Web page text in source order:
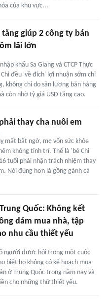
của khu vực...
tăng giúp 2 công ty bán
lãi lớn
khẩu Sa Giang và CTCP Thực
đều 'về đích' lợi nhuận sớm chỉ
không chỉ do sản lượng bán hàng
còn nhờ tỷ giá USD tăng cao.
thay cha nuôi em
mất bất ngờ, mẹ vốn sức khỏe
không tỉnh trí. Thế là 'bé Chi'
tuổi phải nhận trách nhiệm thay
Nói đúng hơn là gồng gánh cả
Quốc: Không kết
dám mua nhà, tập
nhu cầu thiết yếu
người được hỏi trong một cuộc
biết họ không có kế hoạch mua
ở Trung Quốc trong năm nay và
cho những thứ thiết yếu.